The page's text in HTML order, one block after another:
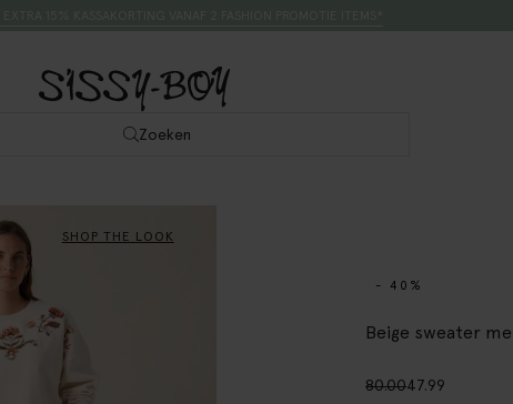
Zoeken
SHOP THE LOOK
- 40%
Beige sweater
80.0047.99